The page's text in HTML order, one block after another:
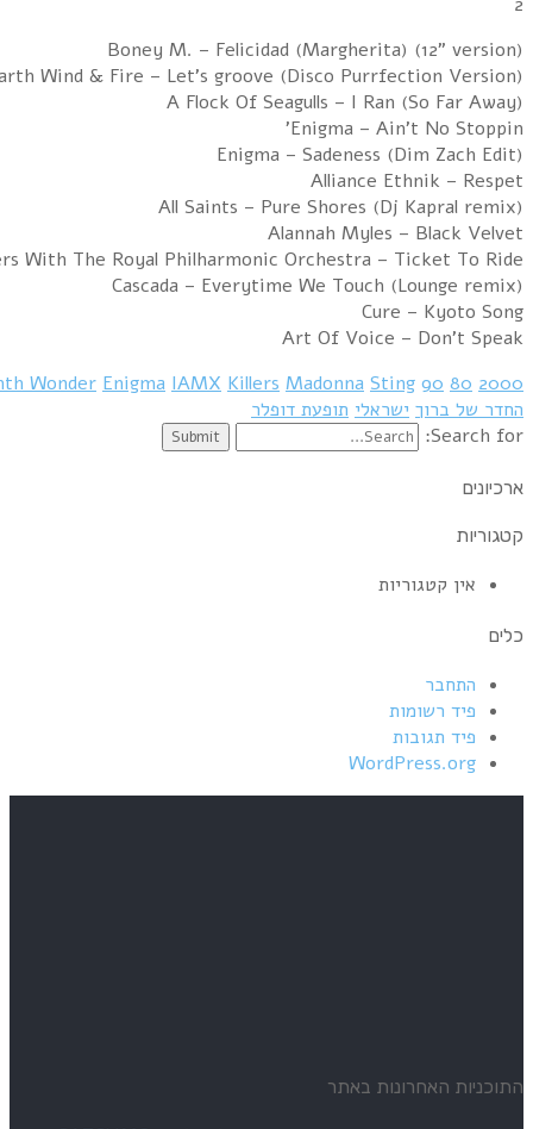
a flock of seagulls Alannah Myles All Saints ברוך פרידלנד